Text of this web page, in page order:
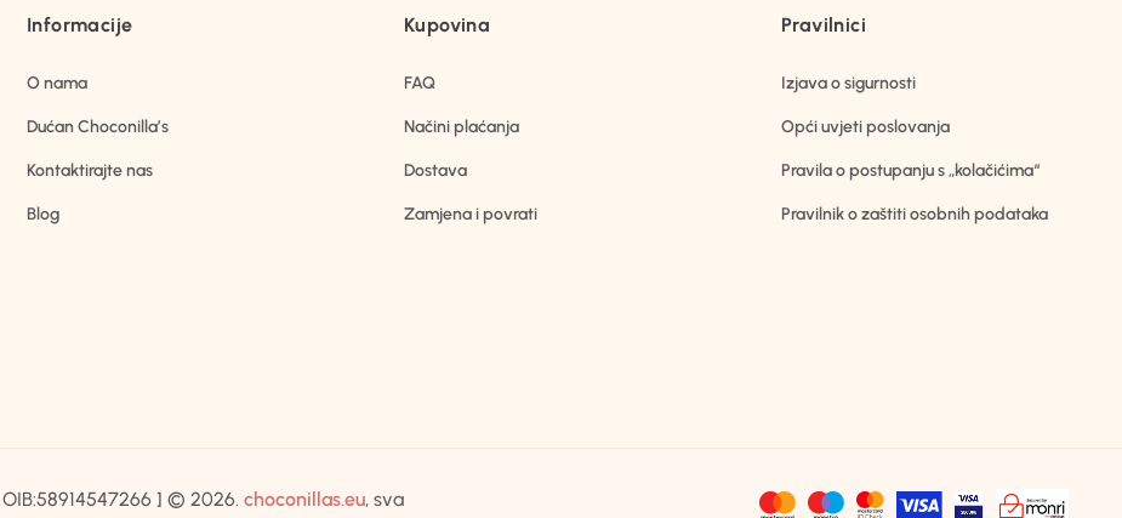
Informacije
O nama
Dućan Choconilla’s
Kontaktirajte nas
Blog
Kupovina
FAQ
Načini plaćanja
Dostava
Zamjena i povrati
Pravilnici
Izjava o sigurnosti
Opći uvjeti poslovanja
Pravila o postupanju s „kolačićima“
Pravilnik o zaštiti osobnih podataka
] © 2026. choconillas.eu, sva